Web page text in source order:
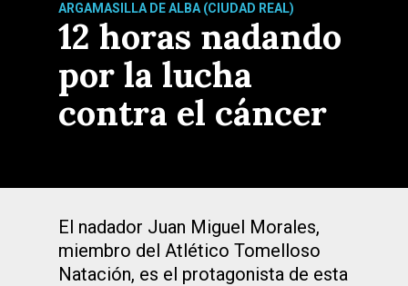
ARGAMASILLA DE ALBA (CIUDAD REAL)
12 horas nadando
por la lucha
contra el cáncer
El nadador Juan Miguel Morales,
miembro del Atlético Tomelloso
Natación, es el protagonista de esta